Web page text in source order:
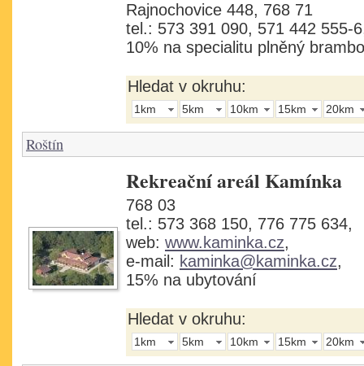
Rajnochovice 448, 768 71
tel.: 573 391 090, 571 442 555-
10% na specialitu plněný
Hledat v okruhu:
1km 5km 10km 15km 20km
Roštín
Rekreační areál Kamínka
768 03
tel.: 573 368 150, 776 775 634,
web: www.kaminka.cz,
e-mail: kaminka@kaminka.cz,
15% na ubytování
Hledat v okruhu:
1km 5km 10km 15km 20km